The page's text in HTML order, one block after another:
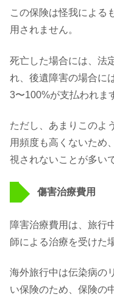
この保険は怪我による
用されません。
死亡した場合には、法
れ、後遺障害の場合に
3〜100%が支払われま
ただし、あまりこのよ
用頻度も高くないため
視されないことが多い
傷害治療費用
障害治療費用は、旅行
師による治療を受けた
海外旅行中は伝染病の
い保険のため、保険の